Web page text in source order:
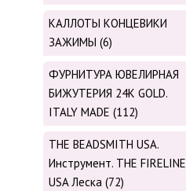
КАЛЛОТЫ КОНЦЕВИКИ
ЗАЖИМЫ (6)
ФУРНИТУРА ЮВЕЛИРНАЯ
БИЖУТЕРИЯ 24К GOLD.
ITALY MADE (112)
THE BEADSMITH USA.
Инструмент. THE FIRELINE
USA Леска (72)